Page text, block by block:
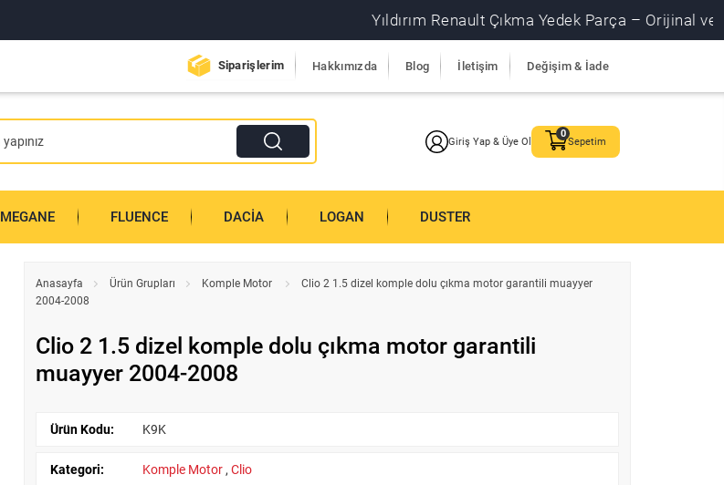
Yıldırım Renault Çıkma Yedek Parça – Orijinal ve
Siparişlerim Hakkımızda Blog İletişim Değişim & İade
Giriş Yap & Üye Ol Sepetim
MEGANE FLUENCE DACIA LOGAN DUSTER
Anasayfa Ürün Grupları Komple Motor
Clio 2 1.5 dizel komple dolu çıkma motor garantili muayyer
2004-2008
Clio 2 1.5 dizel komple dolu çıkma motor garantili
muayyer 2004-2008
Ürün Kodu: K9K
Kategori: Komple Motor ,Clio